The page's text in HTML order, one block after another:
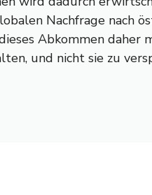
Nachfrage nach
Abkommen daher
und nicht sie zu